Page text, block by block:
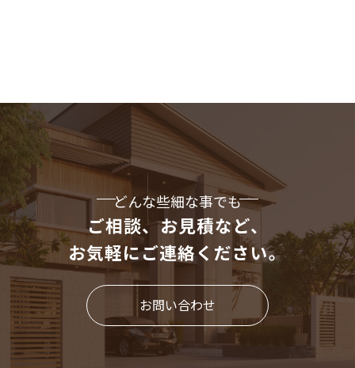
どんな些細な事でも
ご相談、お見積など、
お気軽にご連絡ください。
お問い合わせ